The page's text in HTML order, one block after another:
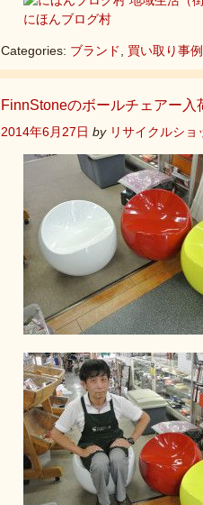
にほんブログ村
Categories: ブランド 買い取り事例
FinnStoneのボールチェアー
2014年6月27日 by リサイクルシ